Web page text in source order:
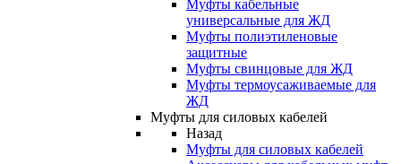
Муфты кабельные
универсальные для ЖД
Муфты полиэтиленовые
защитные
Муфты свинцовые для ЖД
Муфты термоусаживаемые для
ЖД
Муфты для силовых кабелей
Назад
Муфты для силовых кабелей